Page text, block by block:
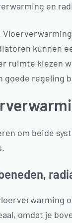
en
kunnen
ruimte kiezen
goede regeling
om beide
omdat je